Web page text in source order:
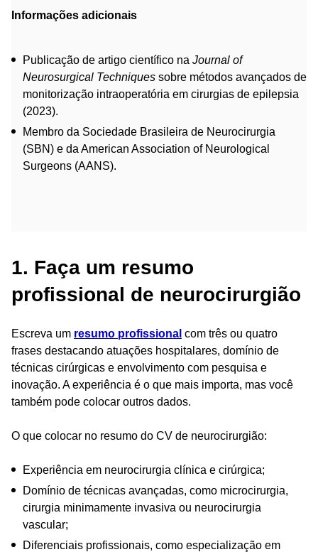
Informações adicionais
Publicação de artigo científico na Journal of
Neurosurgical Techniques sobre métodos avançados de
monitorização intraoperatória em cirurgias de epilepsia
(2023).
Membro da Sociedade Brasileira de Neurocirurgia
(SBN) e da American Association of Neurological
Surgeons (AANS).
1. Faça um resumo
profissional de neurocirurgião
Escreva um resumo profissional com três ou quatro
frases destacando atuações hospitalares, domínio de
técnicas cirúrgicas e envolvimento com pesquisa e
inovação. A experiência é o que mais importa, mas você
também pode colocar outros dados.
O que colocar no resumo do CV de neurocirurgião:
Experiência em neurocirurgia clínica e cirúrgica;
Domínio de técnicas avançadas, como microcirurgia,
cirurgia minimamente invasiva ou neurocirurgia
vascular;
Diferenciais profissionais, como especialização em